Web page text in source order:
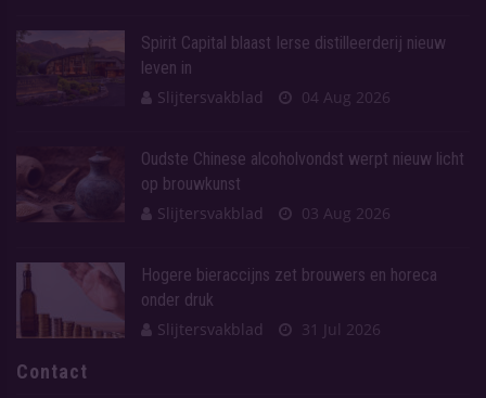
Spirit Capital blaast Ierse distilleerderij nieuw
leven in
Slijtersvakblad
04 Aug 2026
Oudste Chinese alcoholvondst werpt nieuw licht
op brouwkunst
Slijtersvakblad
03 Aug 2026
Hogere bieraccijns zet brouwers en horeca
onder druk
Slijtersvakblad
31 Jul 2026
Contact